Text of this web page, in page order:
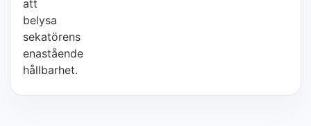
att
belysa
sekatörens
enastående
hållbarhet.